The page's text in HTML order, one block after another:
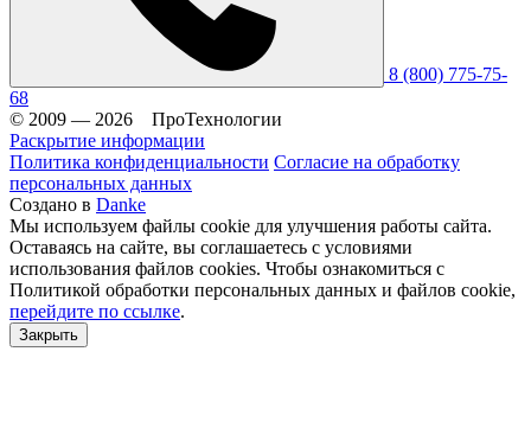
8 (800) 775-75-
68
© 2009 — 2026 ПроТехнологии
Раскрытие информации
Политика конфиденциальности Согласие на обработку
персональных данных
Создано в Danke
Мы используем файлы cookie для улучшения работы сайта.
Оставаясь на сайте, вы соглашаетесь с условиями
использования файлов cookies. Чтобы ознакомиться с
Политикой обработки персональных данных и файлов cookie,
перейдите по ссылке.
Закрыть